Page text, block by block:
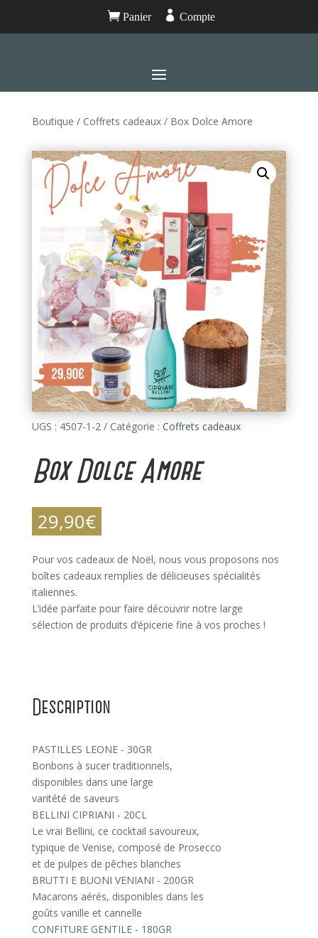
Panier  Compte
Boutique / Coffrets cadeaux/ Box Dolce Amore
UGS : 4507-1-2 Catégorie : Coffrets cadeaux
Box Dolce Amore
29,90€
Pour vos cadeaux de Noël, nous vous proposons nos
boîtes cadeaux remplies de délicieuses spécialités
italiennes.
L’idée parfaite pour faire découvrir notre large
sélection de produits d’épicerie fine à vos proches !
Description
PASTILLES LEONE - 30GR
Bonbons à sucer traditionnels,
disponibles dans une large
varitété de saveurs
BELLINI CIPRIANI - 20CL
Le vrai Bellini, ce cocktail savoureux,
typique de Venise, composé de Prosecco
et de pulpes de pêches blanches
BRUTTI E BUONI VENIANI - 200GR
Macarons aérés, disponibles dans les
goûts vanille et cannelle
CONFITURE GENTILE - 180GR